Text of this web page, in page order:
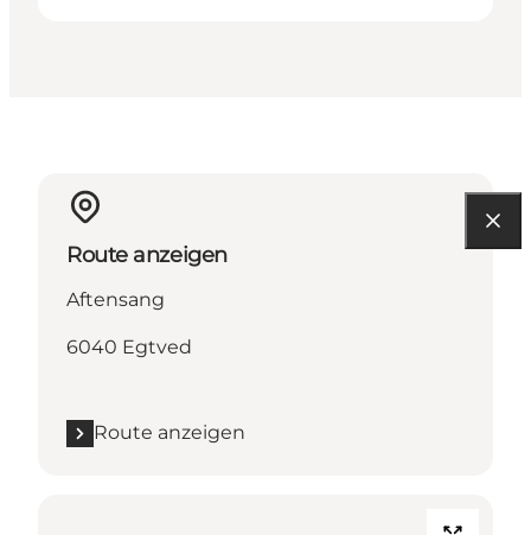
Route anzeigen
Aftensang
6040 Egtved
Route anzeigen